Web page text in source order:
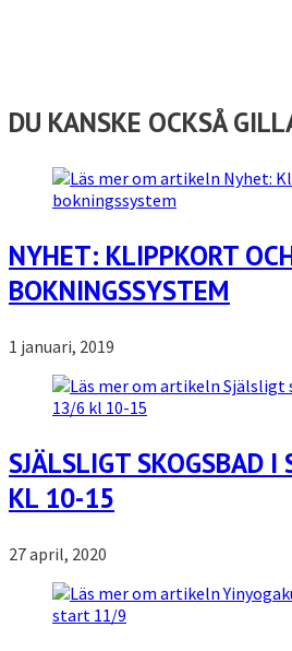
DU KANSKE OCKSÅ
NYHET: KLIPPKORT
BOKNINGSSYSTEM
1 januari, 2019
SJÄLSLIGT SKOGSBAD
KL 10-15
27 april, 2020